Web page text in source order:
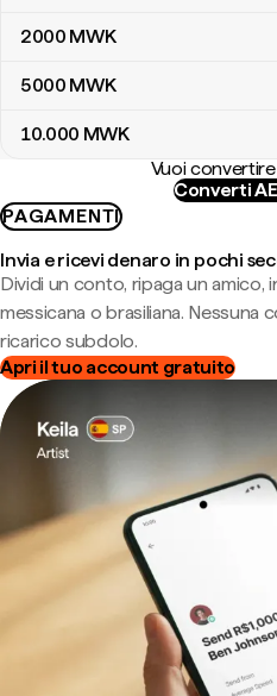
2000 MWK
5000 MWK
10.000 MWK
Vuoi
Converti
PAGAMENTI
Invia e ricevi denaro in pochi
Dividi un conto, ripaga un amico,
messicana o brasiliana. Nessuna
ricarico subdolo.
Apri il tuo account gratuito